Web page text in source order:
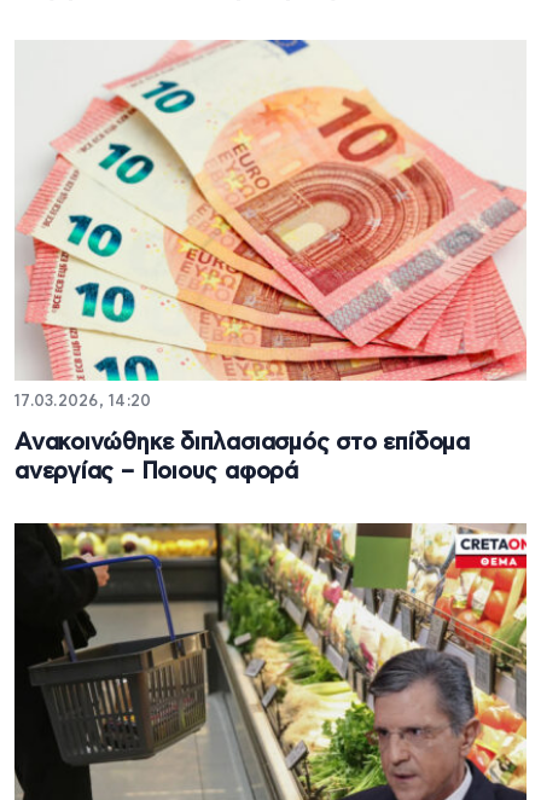
17.03.2026, 14:20
Ανακοινώθηκε διπλασιασμός στο επίδομα
ανεργίας – Ποιους αφορά